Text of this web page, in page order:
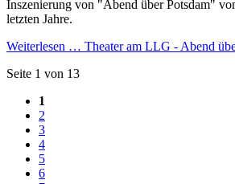
Inszenierung von "Abend über Potsdam"
letzten Jahre.
Weiterlesen … Theater am LLG - Abend
Seite 1 von 13
1
2
3
4
5
6